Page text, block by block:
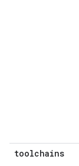
toolchains